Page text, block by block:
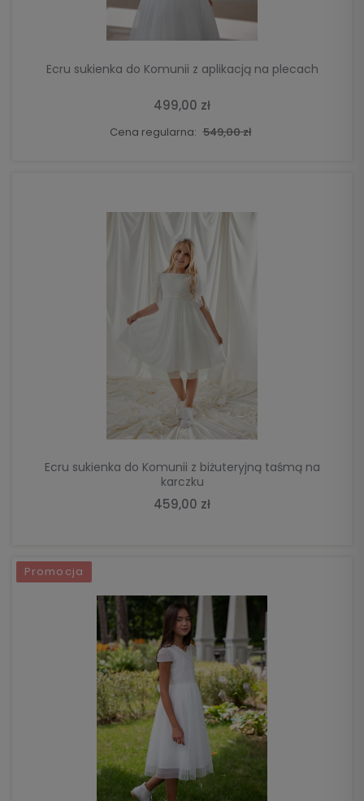
Ecru sukienka do Komunii z aplikacją na plecach
499,00 zł
Cena regularna: 549,00 zł
Ecru sukienka do Komunii z biżuteryjną taśmą na
karczku
459,00 zł
DO KOSZYKA
Promocja